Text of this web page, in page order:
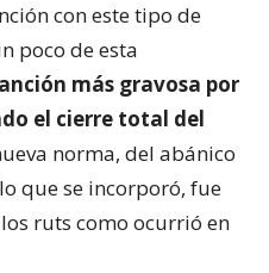
con este tipo de
poco de esta
más gravosa por
el cierre total del
norma, del abánico
que se incorporó, fue
ruts como ocurrió en